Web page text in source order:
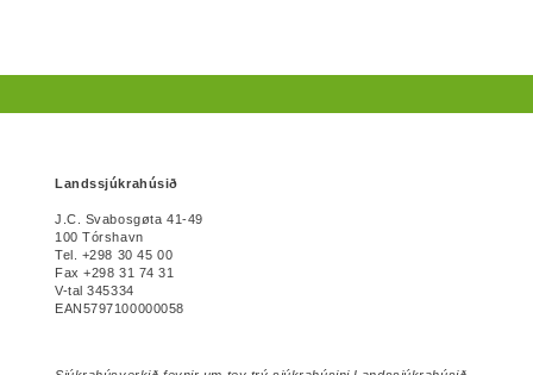
Landssjúkrahúsið
J.C. Svabosgøta 41-49
100 Tórshavn
Tel. +298 30 45 00
Fax +298 31 74 31
V-tal 345334
EAN5797100000058